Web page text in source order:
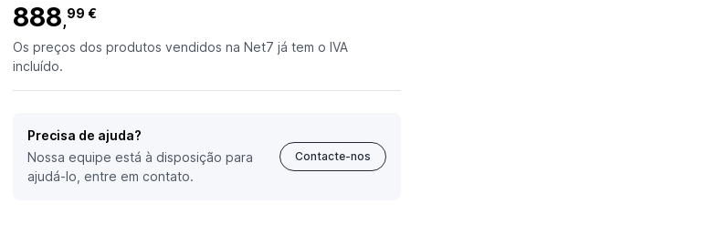
888,99 €
Os preços dos produtos vendidos na Net7 já tem o IVA
incluído.
Precisa de ajuda?
Nossa equipe está à disposição para
ajudá-lo, entre em contato.
Contacte-nos